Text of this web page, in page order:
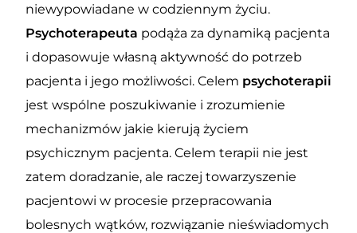
niewypowiadane w codziennym życiu.
Psychoterapeuta podąża za dynamiką pacjenta
i dopasowuje własną aktywność do potrzeb
pacjenta i jego możliwości. Celem psychoterapii
jest wspólne poszukiwanie i zrozumienie
mechanizmów jakie kierują życiem
psychicznym pacjenta. Celem terapii nie jest
zatem doradzanie, ale raczej towarzyszenie
pacjentowi w procesie przepracowania
bolesnych wątków, rozwiązanie nieświadomych